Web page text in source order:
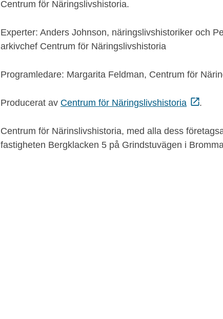
Centrum för Näringslivshistoria.
Experter: Anders Johnson, näringslivshistoriker och
arkivchef Centrum för Näringslivshistoria
Programledare: Margarita Feldman, Centrum för
Producerat av Centrum för Näringslivshistoria .
Centrum för Närinslivshistoria, med alla dess
fastigheten Bergklacken 5 på Grindstuvägen i